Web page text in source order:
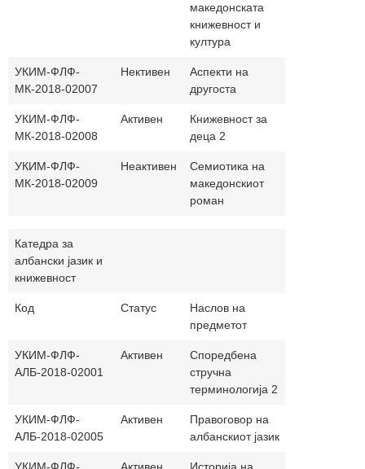
македонската
книжевност и
култура
УКИМ-ФЛФ-
МК-2018-02007
Нективен
Аспекти на
другоста
УКИМ-ФЛФ-
МК-2018-02008
Активен
Книжевност за
деца 2
УКИМ-ФЛФ-
МК-2018-02009
Неактивен
Семиотика на
македонскиот
роман
Катедра за
албански јазик и
книжевност
Код Статус
Наслов на
предметот
УКИМ-ФЛФ-
АЛБ-2018-02001
Активен
Споредбена
стручна
терминологија 2
УКИМ-ФЛФ-
АЛБ-2018-02005
Активен
Правоговор на
албанскиот јазик